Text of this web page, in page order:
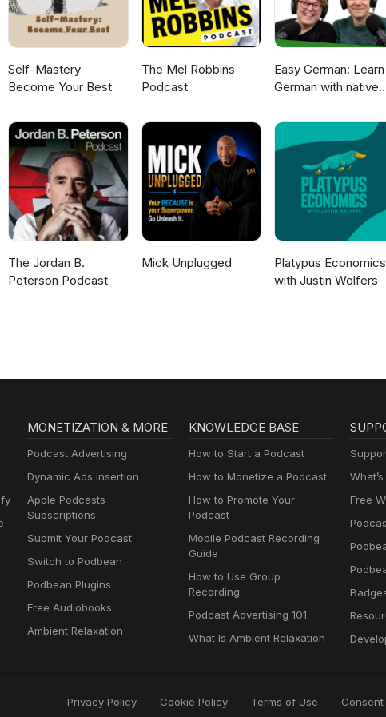
Self-Mastery
Become Your Best
The Mel Robbins
Podcast
Easy German: Learn
German with native
lernen mit
Muttersprachlern
The Jordan B.
Peterson Podcast
Mick Unplugged
Platypus Economics
with Justin Wolfers
MONETIZATION & MORE
Podcast Advertising
Dynamic Ads Insertion
Apple Podcasts
Subscriptions
Submit Your Podcast
Switch to Podbean
Podbean Plugins
Free Audiobooks
Ambient Relaxation
KNOWLEDGE BASE
How to Start a Podcast
How to Monetize a Podcast
How to Promote Your
Podcast
Mobile Podcast Recording
Guide
How to Use Group
Recording
Podcast Advertising 101
What Is Ambient Relaxation
Free
Privacy Policy Cookie Policy Terms of Use